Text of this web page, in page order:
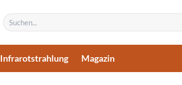
Suchen
nach:
Infrarotstrahlung Magazin